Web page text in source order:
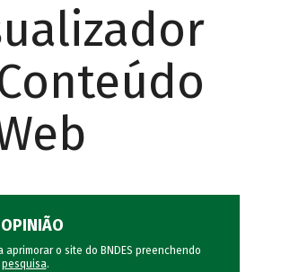
aprimorar o site do BNDES preenchendo
pesquisa.